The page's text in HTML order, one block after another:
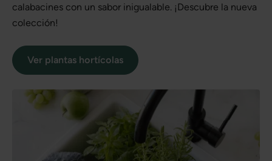
calabacines con un sabor inigualable. ¡Descubre la nueva
colección!
Ver plantas hortícolas